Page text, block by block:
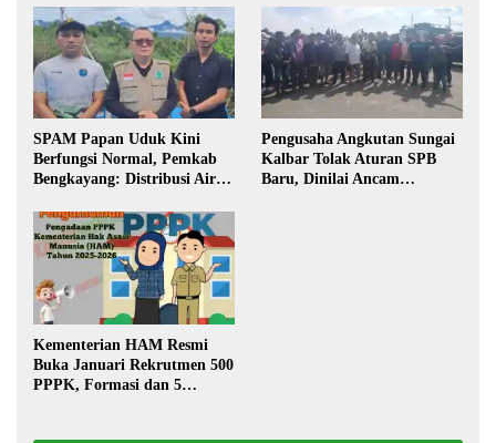
Pembangunan
SPAM Papan Uduk Kini
Berfungsi Normal, Pemkab
Bengkayang: Distribusi Air
Warga
Pengusaha Angkutan Sungai
Kalbar Tolak Aturan SPB
Baru, Dinilai Ancam
Kementerian HAM Resmi
Buka Januari Rekrutmen 500
PPPK, Formasi dan 5